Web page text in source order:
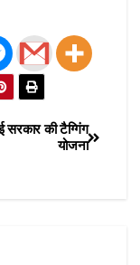
सरकार की टैग्गिंग
योजना